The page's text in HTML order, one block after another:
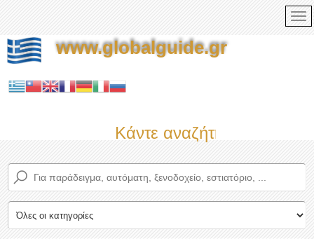
www.globalguide.gr
Κάντε αναζήτηση τώρα